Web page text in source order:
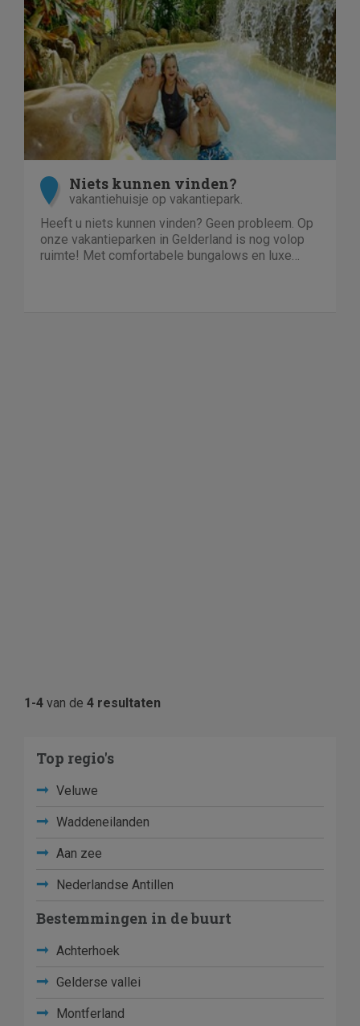
Niets kunnen vinden?
vakantiehuisje op vakantiepark.
Heeft u niets kunnen vinden? Geen probleem. Op
onze vakantieparken in Gelderland is nog volop
ruimte! Met comfortabele bungalows en luxe
1-4 van de 4 resultaten
Top regio's
Veluwe
Waddeneilanden
Aan zee
Nederlandse Antillen
Bestemmingen in de buurt
Achterhoek
Gelderse vallei
Montferland